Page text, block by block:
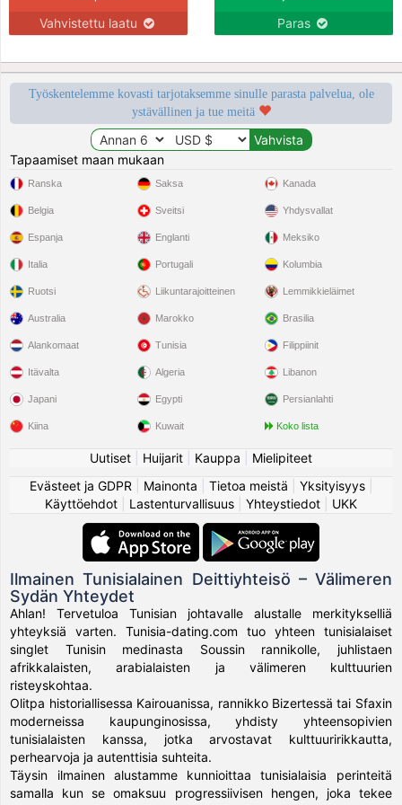
Vahvistettu laatu Paras
Työskentelemme kovasti tarjotaksemme sinulle parasta palvelua, ole
ystävällinen ja tue meitä
Tapaamiset maan mukaan
Ranska
Belgia
Espanja
Italia
Ruotsi
Saksa
Sveitsi
Englanti
Portugali
Liikuntarajoitteinen
Kanada
Yhdysvallat
Meksiko
Kolumbia
Lemmikkieläimet
Australia
Alankomaat
Itävalta
Japani
Kiina
Marokko
Tunisia
Algeria
Egypti
Kuwait
Brasilia
Filippiinit
Libanon
Persianlahti
Koko lista
Uutiset Huijarit Kauppa
Mielipiteet
Evästeet ja GDPR
Mainonta Tietoa meistä Yksityisyys|
Käyttöehdot
Lastenturvallisuus Yhteystiedot UKK
Ilmainen Tunisialainen Deittiyhteisö – Välimeren
Sydän Yhteydet
Ahlan! Tervetuloa Tunisian johtavalle alustalle merkitykselliä
yhteyksiä varten. Tunisia-dating.com tuo yhteen tunisialaiset
singlet Tunisin medinasta Soussin rannikolle, juhlistaen
afrikkalaisten, arabialaisten ja välimeren kulttuurien
risteyskohtaa.
Olitpa historiallisessa Kairouanissa, rannikko Bizertessä tai Sfaxin
moderneissa kaupunginosissa, yhdisty yhteensopivien
tunisialaisten kanssa, jotka arvostavat kulttuuririkkautta,
perhearvoja ja autenttisia suhteita.
Täysin ilmainen alustamme kunnioittaa tunisialaisia perinteitä
samalla kun se omaksuu progressiivisen hengen, joka tekee